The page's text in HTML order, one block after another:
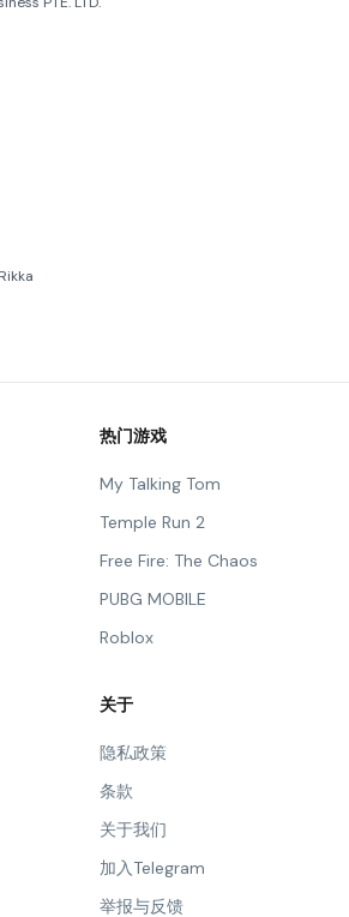
热门游戏
My Talking Tom
Temple Run 2
Free Fire: The Chaos
PUBG MOBILE
Roblox
关于
隐私政策
条款
关于我们
加入Telegram
举报与反馈